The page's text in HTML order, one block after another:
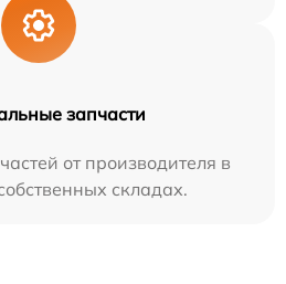
запчасти
от производителя в
складах.